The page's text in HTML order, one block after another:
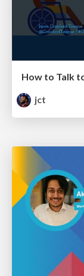
How to Talk
jct